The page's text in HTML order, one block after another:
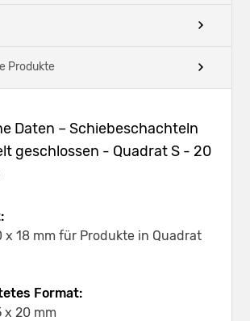
Produkte
Daten – Schiebeschachteln
geschlossen - Quadrat S - 20
x 18 mm für Produkte in Quadrat
Format:
x 20 mm